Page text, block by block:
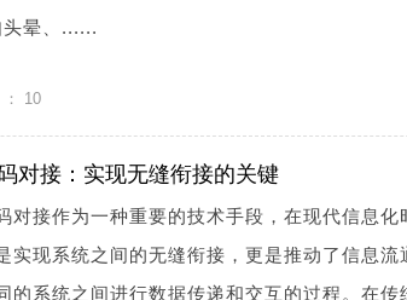
晕、......
10
对接：实现无缝衔接的关键
对接作为一种重要的技术手段，在现代信息
实现系统之间的无缝衔接，更是推动了信息
的系统之间进行数据传递和交互的过程。在